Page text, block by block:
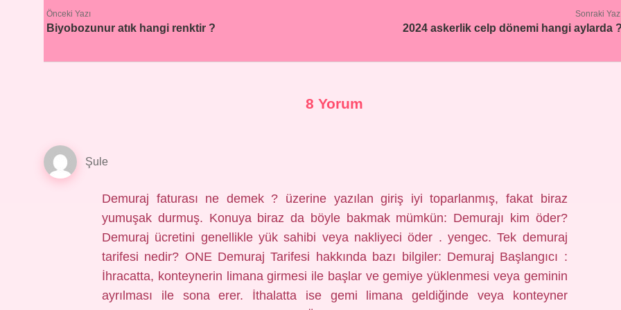
Önceki Yazı
Biyobozunur atık hangi renktir ?
Sonraki
2024 askerlik celp dönemi hangi aylarda
8 Yorum
Şule
Demuraj faturası ne demek ? üzerine yazılan giriş iyi toparlanmış, fakat biraz
yumuşak durmuş. Konuya biraz da böyle bakmak mümkün: Demurajı kim öder?
Demuraj ücretini genellikle yük sahibi veya nakliyeci öder . yengec. Tek demuraj
tarifesi nedir? ONE Demuraj Tarifesi hakkında bazı bilgiler: Demuraj Başlangıcı :
İhracatta, konteynerin limana girmesi ile başlar ve gemiye yüklenmesi veya geminin
ayrılması ile sona erer. İthalatta ise gemi limana geldiğinde veya konteyner